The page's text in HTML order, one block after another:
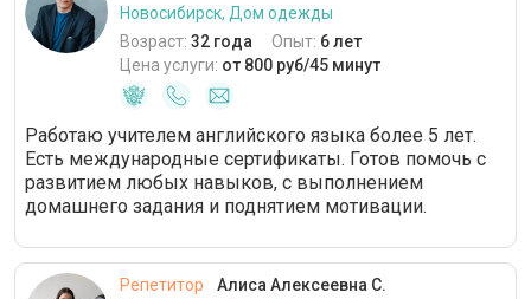
Новосибирск, Дом одежды
Возраст: 32 года Опыт: 6 лет
Цена услуги: от 800 руб/45 минут
Работаю учителем английского языка более 5 лет.
Есть международные сертификаты. Готов помочь с
развитием любых навыков, с выполнением
домашнего задания и поднятием мотивации.
Репетитор
Алиса Алексеевна С.